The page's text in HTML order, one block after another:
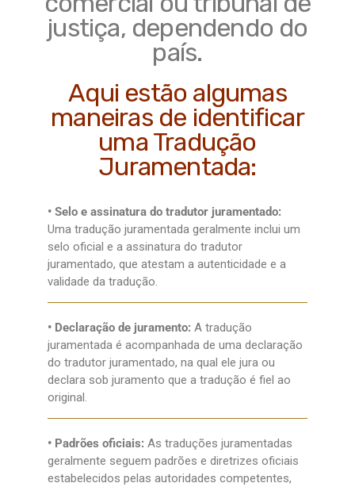
justiça, dependendo do
país.
Aqui estão algumas
maneiras de identificar
uma Tradução
Juramentada:
• Selo e assinatura do tradutor juramentado:
Uma tradução juramentada geralmente inclui um
selo oficial e a assinatura do tradutor
juramentado, que atestam a autenticidade e a
validade da tradução.
• Declaração de juramento: A tradução
juramentada é acompanhada de uma declaração
do tradutor juramentado, na qual ele jura ou
declara sob juramento que a tradução é fiel ao
original.
• Padrões oficiais: As traduções juramentadas
geralmente seguem padrões e diretrizes oficiais
estabelecidos pelas autoridades competentes,